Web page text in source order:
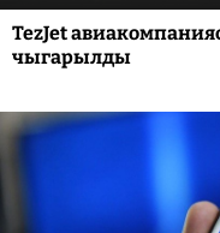
TezJet
чыгарылды